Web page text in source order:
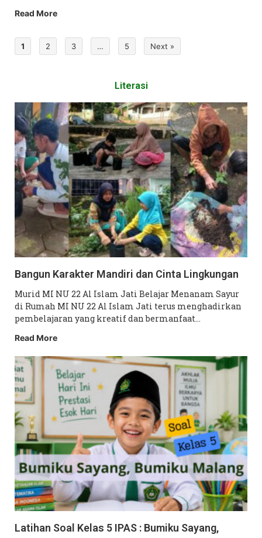
Read More
1 2 3 … 5 Next »
Literasi
Bangun Karakter Mandiri dan Cinta Lingkungan
Murid MI NU 22 Al Islam Jati Belajar Menanam Sayur
di Rumah MI NU 22 Al Islam Jati terus menghadirkan
pembelajaran yang kreatif dan bermanfaat…
Read More
Latihan Soal Kelas 5 IPAS : Bumiku Sayang,